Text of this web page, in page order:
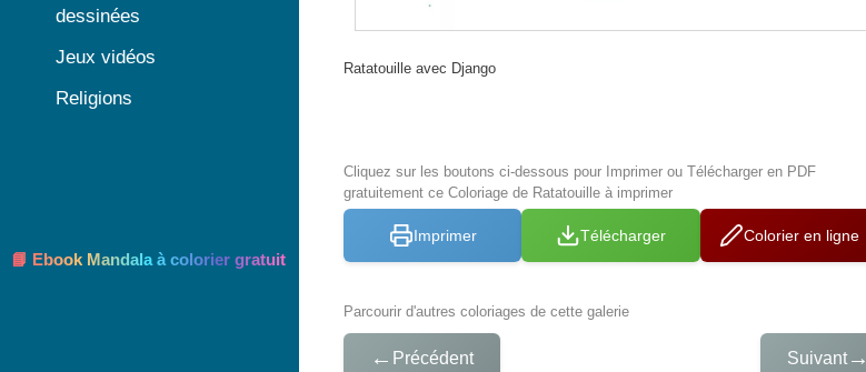
Ratatouille avec Django
Cliquez sur les boutons ci-dessous pour Imprimer ou Télécharger en PDF
gratuitement ce Coloriage de Ratatouille à imprimer
Imprimer Télécharger Colorier en ligne
Parcourir d'autres coloriages de cette galerie
← Précédent Suivant→
dessinées
Jeux vidéos
Religions
📘 Ebook Mandala à colorier gratuit